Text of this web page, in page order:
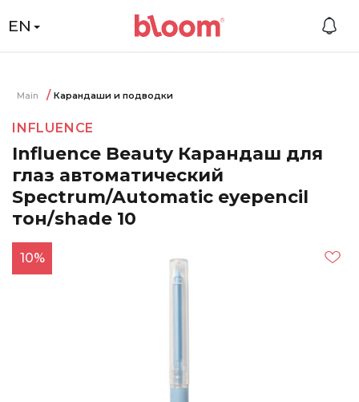
EN
Main Карандаши и подводки
INFLUENCE
Influence Beauty Карандаш для
глаз автоматический
Spectrum/Automatic eyepencil
тон/shade 10
10%